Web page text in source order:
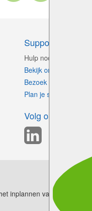
Support
Hulp nodig?
Bekijk onze handleiding
Bezoek ons Support
Plan je support sessie
Volg ons
inplannen van afspraken.